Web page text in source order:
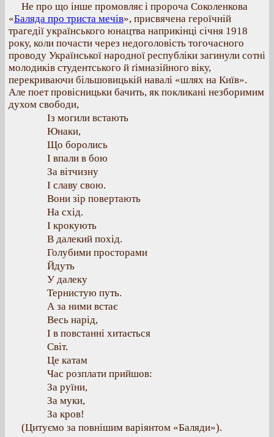
Не про що інше промовляє і пророча Соколенкова
«Баляда про триста мечів», присвячена героїчній
трагедії українського юнацтва наприкінці січня 1918
року, коли почасти через недоголовість тогочасного
проводу Української народної республіки загинули сотні
молодиків студентського й ґімназійного віку,
перекриваючи більшовицькій навалі «шлях на Київ».
Але поет провісницьки бачить, як покликані незборимим
духом свободи,
Із могили встають
Юнаки,
Що боролись
І впали в бою
За вітчизну
І славу свою.
Вони зір повертають
На схід.
І крокують
В далекий похід.
Голубими просторами
Йдуть
У далеку
Тернистую путь.
А за ними встає
Весь нарід,
І в повстанні хитається
Світ.
Це катам
Час розплати прийшов:
За руїни,
За муки,
За кров!
(Цитуємо за повнішим варіянтом «Баляди»).